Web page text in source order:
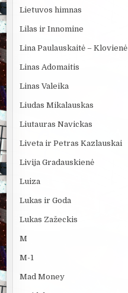
Lietuvos himnas
Lilas ir Innomine
Lina Paulauskaitė – Klovienė
Linas Adomaitis
Linas Valeika
Liudas Mikalauskas
Liutauras Navickas
Liveta ir Petras Kazlauskai
Livija Gradauskienė
Luiza
Lukas ir Goda
Lukas Zažeckis
M
M-1
Mad Money